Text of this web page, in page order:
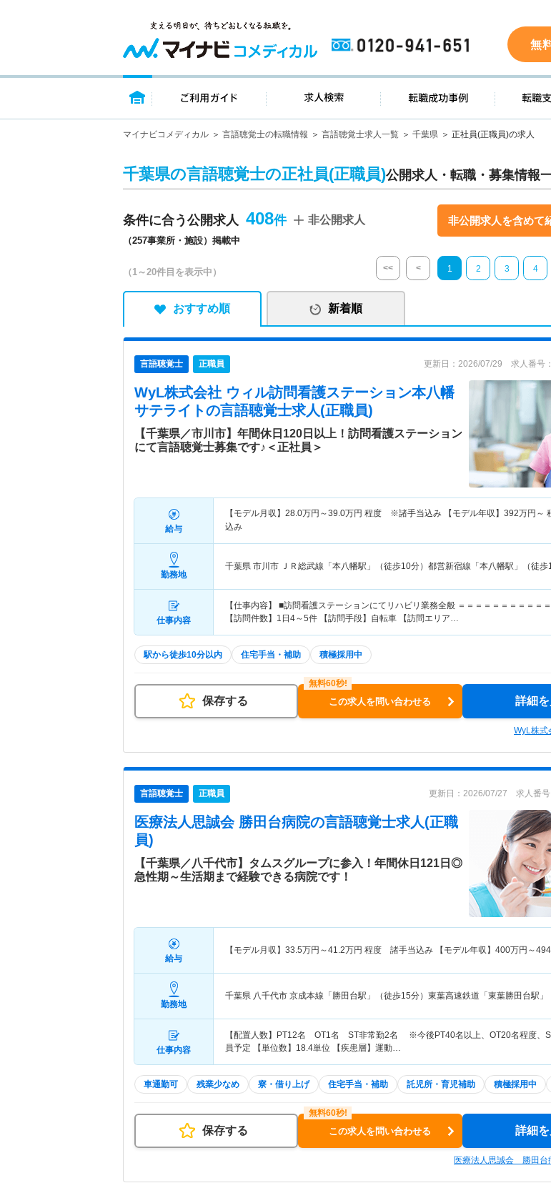
0120-941-651 無
トップページ ご利用ガイド 求人検索 転職成功事例
マイナビコメディカル 言語聴覚士の転職情報 言語聴覚士求人一覧 千葉県 正社員(正職員)の求人
千葉県の言語聴覚士の正社員(正職員)公開求人・転職・募集情報
条件に合う公開求人 408
（257事業所・施設）掲載中
非公開求人 非公開求人を含めて
（1～20件目を表示中） << < 1 2 3 4
おすすめ順 新着順
言語聴覚士 正職員 更新日：2026/07/29 求人番号
WyL株式会社 ウィル訪問看護ステーション本八幡
サテライトの言語聴覚士求人(正職員)
【千葉県／市川市】年間休日120日以上！訪問看護ステーション
にて言語聴覚士募集です♪＜正社員＞
給与
【モデル月収】 28.0万円～39.0万円 程度 ※諸手当込み 【モデル年収】 392万円～
込み
勤務地
千葉県 市川市 ＪＲ総武線「本八幡駅」（徒歩10分）都営新宿線「本八幡駅」（徒歩
仕事内容
【仕事内容】 ■訪問看護ステーションにてリハビリ業務全般 ＝＝＝＝＝＝＝＝＝＝
【訪問件数】1日4～5件 【訪問手段】自転車 【訪問エリア…
駅から徒歩10分以内 住宅手当・補助 積極採用中
保存する この求人を問い合わせる 詳細
WyL株式
言語聴覚士 正職員 更新日：2026/07/27 求人番
医療法人思誠会 勝田台病院の言語聴覚士求人(正職
員)
【千葉県／八千代市】タムスグループに参入！年間休日121日◎
急性期～生活期まで経験できる病院です！
給与
【モデル月収】 33.5万円～41.2万円 程度 諸手当込み 【モデル年収】 400万円～494
勤務地
千葉県 八千代市 京成本線「勝田台駅」（徒歩15分）東葉高速鉄道「東葉勝田台駅」
仕事内容
【配置人数】PT12名 OT1名 ST非常勤2名 ※今後PT40名以上、OT20名程度、
員予定 【単位数】18.4単位 【疾患層】運動…
車通勤可 残業少なめ 寮・借り上げ 住宅手当・補助 託児所・育児補助 積極採用中
保存する この求人を問い合わせる 詳細
医療法人思誠会 勝田台